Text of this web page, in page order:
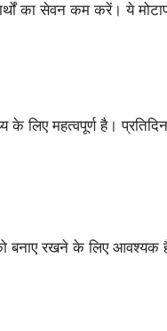
का सेवन कम करें। ये
के लिए महत्वपूर्ण है।
बनाए रखने के लिए आवश्यक